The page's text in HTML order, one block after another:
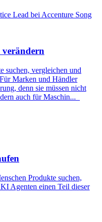
verändern
suchen, vergleichen und
Marken und Händler
denn sie müssen nicht
auch für Maschin...
Produkte suchen,
KI Agenten einen Teil dieser